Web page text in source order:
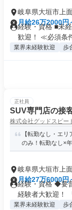
岐阜県大垣市上
月給26万2000円
経験・資格 ■未
歓迎！ ≪必須条
業界未経験歓迎 歩
正社員
SUV専門店の接
株式会社グッドスピー
【転勤なし・エ
のみ！転勤なし×
岐阜県大垣市上
月給27万6000円
経験・資格 ◆要
経験者大歓迎！
業界未経験歓迎 歩